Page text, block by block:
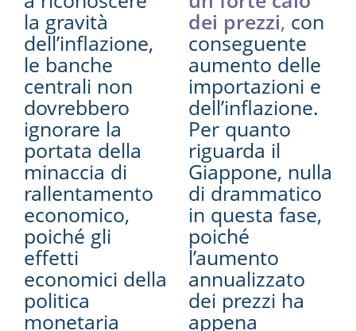
la gravità
dell’inflazione,
le banche
centrali non
dovrebbero
ignorare la
portata della
minaccia di
rallentamento
economico,
poiché gli
effetti
economici della
politica
monetaria
dei prezzi, con
conseguente
aumento delle
importazioni e
dell’inflazione.
Per quanto
riguarda il
Giappone, nulla
di drammatico
in questa fase,
poiché
l’aumento
annualizzato
dei prezzi ha
appena